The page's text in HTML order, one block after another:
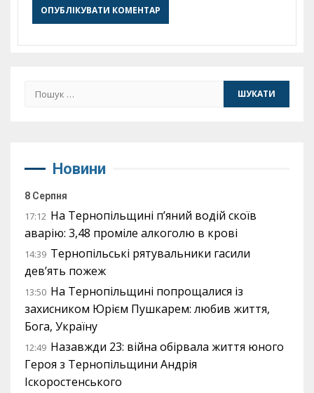
Пошук:
Новини
8 Серпня
17:12 На Тернопільщині п’яний водій скоїв
аварію: 3,48 проміле алкоголю в крові
14:39 Тернопільські рятувальники гасили
дев’ять пожеж
13:50 На Тернопільщині попрощалися із
захисником Юрієм Пушкарем: любив життя,
Бога, Україну
12:49 Назавжди 23: війна обірвала життя юного
Героя з Тернопільщини Андрія
Іскоростенського